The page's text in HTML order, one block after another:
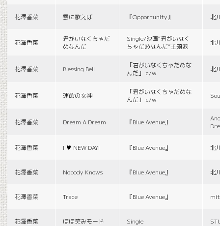
花澤香菜 雲に歌えば 『Opportunity』 北
花澤香菜
君がいなくちゃだ
めなんだ
Single/映画“君がいなく
ちゃだめなんだ”主題歌
北
花澤香菜 Blessing Bell
「君がいなくちゃだめな
んだ」 c/w
北
花澤香菜 運命の女神
「君がいなくちゃだめな
んだ」 c/w
花澤香菜 Dream A Dream 『Blue Avenue』
花澤香菜 I ♥ NEW DAY! 『Blue Avenue』 北
花澤香菜 Nobody Knows 『Blue Avenue』 北
花澤香菜 Trace 『Blue Avenue』
花澤香菜 ほほ笑みモード Single